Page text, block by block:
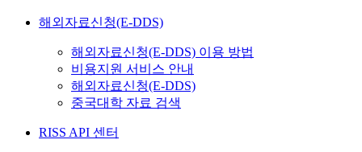
해외자료신청(E-DDS)
해외자료신청(E-DDS) 이용 방법
비용지원 서비스 안내
해외자료신청(E-DDS)
중국대학 자료 검색
RISS API 센터